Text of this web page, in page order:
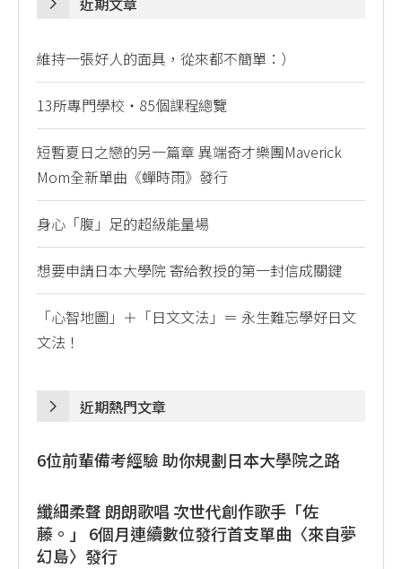
維持一張好人的面具，從來都不簡單：）
13所專門學校・85個課程總覽
短暫夏日之戀的另一篇章 異端奇才樂團Maverick
Mom全新單曲《蟬時雨》發行
身心「腹」足的超級能量場
想要申請日本大學院 寄給教授的第一封信成關鍵
「心智地圖」＋「日文文法」＝ 永生難忘學好日文
文法！
近期熱門文章
6位前輩備考經驗 助你規劃日本大學院之路
纖細柔聲 朗朗歌唱 次世代創作歌手「佐
藤。」 6個月連續數位發行首支單曲〈來自夢
幻島〉發行